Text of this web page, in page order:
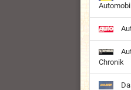
Chronik